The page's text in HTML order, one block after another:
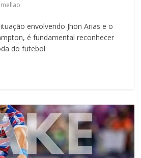
envolvendo Jhon Arias e o
é fundamental reconhecer
do futebol